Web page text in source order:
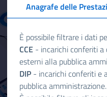
Anagrafe delle
È possibile filtrare i dati
CCE - incarichi conferiti
esterni alla pubblica
DIP - incarichi conferiti e
pubblica amministrazione.